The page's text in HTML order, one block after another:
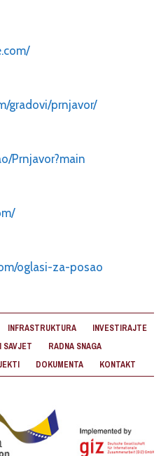
gradovi/prnjavor/
Prnjavor?main
oglasi-za-posao
INFRASTRUKTURA
INVESTIRAJTE
SAVJET
RADNA SNAGA
DOKUMENTA KONTAKT